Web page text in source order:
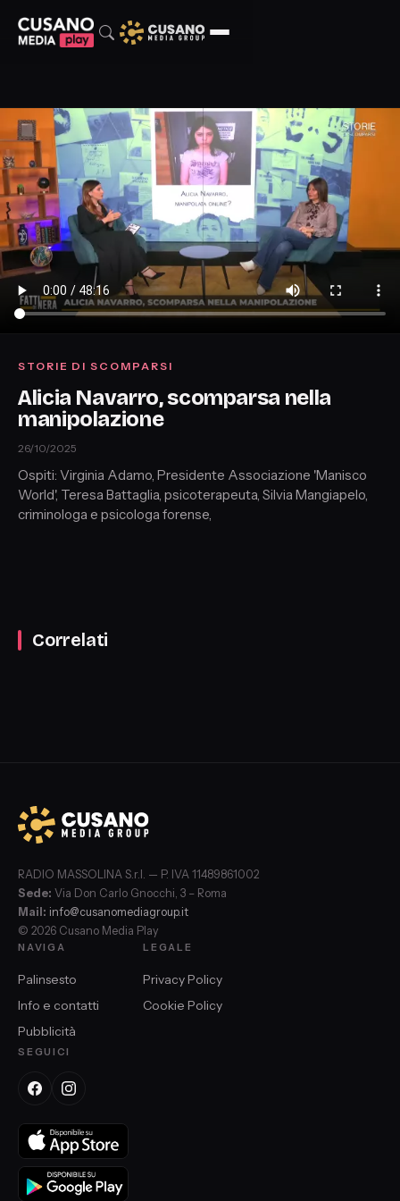
STORIE DI SCOMPARSI
Alicia Navarro, scomparsa nella
manipolazione
26/10/2025
Ospiti: Virginia Adamo, Presidente Associazione 'Manisco
World', Teresa Battaglia, psicoterapeuta, Silvia Mangiapelo,
criminologa e psicologa forense,
Correlati
RADIO MASSOLINA S.r.l. — P. IVA 11489861002
Sede: Via Don Carlo Gnocchi, 3 – Roma
Mail: info@cusanomediagroup.it
© 2026 Cusano Media Play
NAVIGA
Palinsesto
Info e contatti
Pubblicità
LEGALE
Privacy Policy
Cookie Policy
SEGUICI